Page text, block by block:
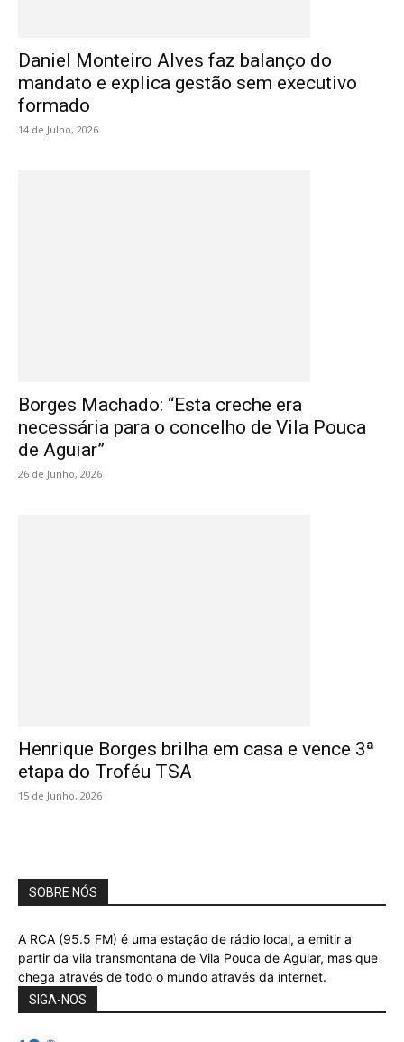
Daniel Monteiro Alves faz balanço do
mandato e explica gestão sem executivo
formado
14 de Julho, 2026
Borges Machado: “Esta creche era
necessária para o concelho de Vila Pouca
de Aguiar”
26 de Junho, 2026
Henrique Borges brilha em casa e vence 3ª
etapa do Troféu TSA
15 de Junho, 2026
SOBRE NÓS
A RCA (95.5 FM) é uma estação de rádio local, a emitir a
partir da vila transmontana de Vila Pouca de Aguiar, mas que
chega através de todo o mundo através da internet.
SIGA-NOS